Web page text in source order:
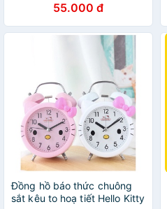
55.000 đ
Đồng hồ báo thức chuông
sắt kêu to hoạ tiết Hello Kitty